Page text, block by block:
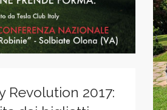
Revolution 2017: